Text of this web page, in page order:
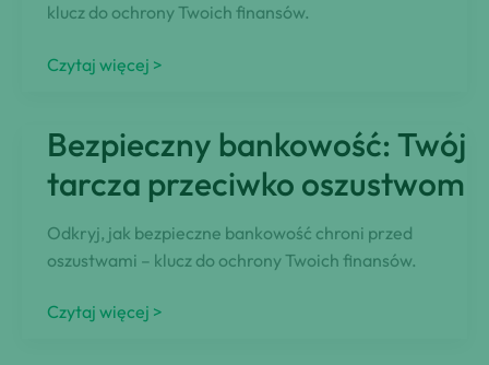
klucz do ochrony Twoich finansów.
Kradzież
kredytowej:
Natychmiastowe
działania,
które
musisz
Czytaj więcej >
Bezpieczny bankowość: Twój
tarcza przeciwko oszustwom
Odkryj, jak bezpieczne bankowość chroni przed
oszustwami – klucz do ochrony Twoich finansów.
Bezpieczny
Czytaj więcej >